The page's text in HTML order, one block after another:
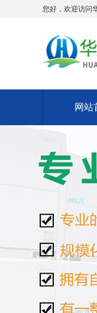
您好，欢迎访问
网站